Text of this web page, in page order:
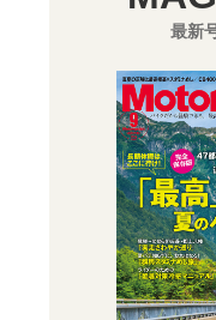
ホンダのアドベンチ
最新